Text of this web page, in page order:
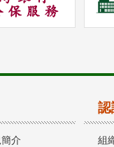
介
認
組